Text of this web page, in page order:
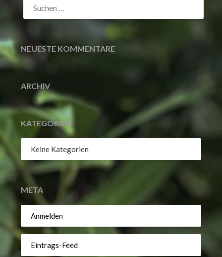
NACH:
NEUESTE KOMMENTARE
ARCHIV
KATEGORIEN
Keine Kategorien
META
Anmelden
Eintrags-Feed